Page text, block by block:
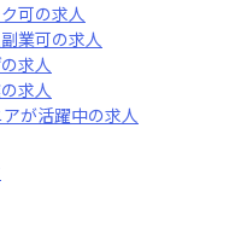
可の求人
副業可の求人
の求人
の求人
が活躍中の求人